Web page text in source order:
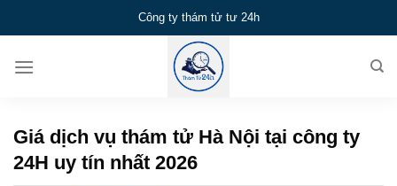
qua
dung
Công ty thám tử tư 24h
Giá dịch vụ thám tử Hà Nội tại công ty
24H uy tín nhất 2026